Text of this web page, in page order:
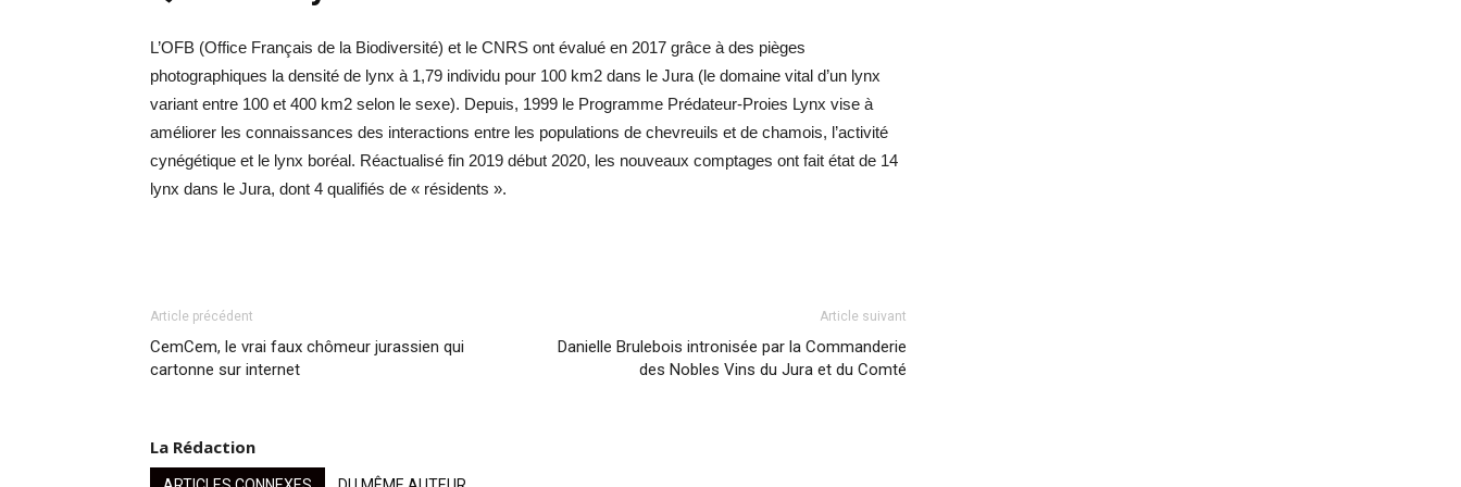
L’OFB (Office Français de la Biodiversité) et le CNRS ont évalué en 2017 grâce à des pièges
photographiques la densité de lynx à 1,79 individu pour 100 km2 dans le Jura (le domaine vital d’un lynx
variant entre 100 et 400 km2 selon le sexe). Depuis, 1999 le Programme Prédateur-Proies Lynx vise à
améliorer les connaissances des interactions entre les populations de chevreuils et de chamois, l’activité
cynégétique et le lynx boréal. Réactualisé fin 2019 début 2020, les nouveaux comptages ont fait état de 14
lynx dans le Jura, dont 4 qualifiés de « résidents ».
Article précédent
CemCem, le vrai faux chômeur jurassien qui
cartonne sur internet
Article suivant
Danielle Brulebois intronisée par la Commanderie
des Nobles Vins du Jura et du Comté
La Rédaction